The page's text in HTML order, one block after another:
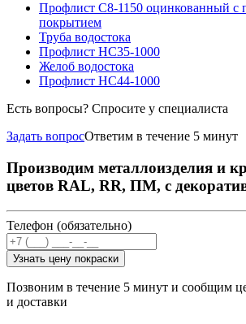
Профлист С8-1150 оцинкованный с
покрытием
Труба водостока
Профлист НС35-1000
Желоб водостока
Профлист НС44-1000
Есть вопросы? Спросите у специалиста
Задать вопросОтветим в течение 5 минут
Производим металлоизделия и
цветов RAL, RR, ПМ, с
Телефон (обязательно)
Узнать цену покраски
Позвоним в течение 5 минут и сообщим
и доставки